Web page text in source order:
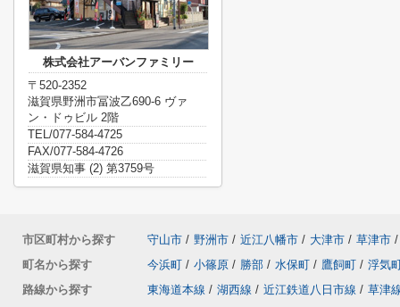
株式会社アーバンファミリー
〒520-2352
滋賀県野洲市冨波乙690-6 ヴァ
ン・ドゥビル 2階
TEL/077-584-4725
FAX/077-584-4726
滋賀県知事 (2) 第3759号
市区町村から探す 守山市 / 野洲市 / 近江八幡市 / 大津市 / 草津市 /
町名から探す
今浜町 / 小篠原 / 勝部 / 水保町 / 鷹飼町 / 浮気
路線から探す
東海道本線 / 湖西線 / 近江鉄道八日市線 / 草津